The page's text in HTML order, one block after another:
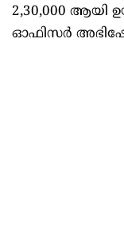
2,30,000 ആയി
ഓഫിസര്‍